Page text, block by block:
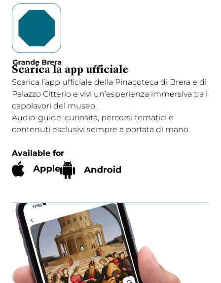
Scarica la app ufficiale
Scarica l’app ufficiale della Pinacoteca di Brera e di
Palazzo Citterio e vivi un’esperienza immersiva tra i
capolavori del museo.
Audio-guide, curiosità, percorsi tematici e
contenuti esclusivi sempre a portata di mano.
Available for